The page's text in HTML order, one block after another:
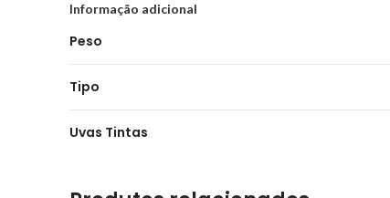
Informação adicional
Peso
Tipo
Uvas Tintas